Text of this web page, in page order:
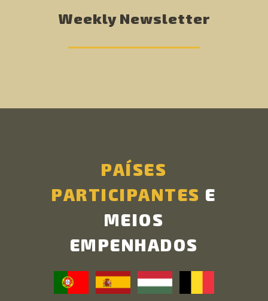
Weekly Newsletter
PAÍSES
PARTICIPANTES E
MEIOS
EMPENHADOS